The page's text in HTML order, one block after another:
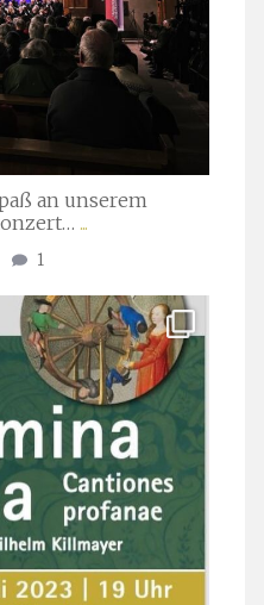
an unserem
...
1
22